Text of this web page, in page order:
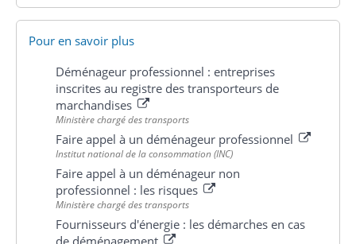
Pour en savoir plus
Déménageur professionnel : entreprises
inscrites au registre des transporteurs de
marchandises
Ministère chargé des transports
Faire appel à un déménageur professionnel
Institut national de la consommation (INC)
Faire appel à un déménageur non
professionnel : les risques
Ministère chargé des transports
Fournisseurs d'énergie : les démarches en cas
de déménagement